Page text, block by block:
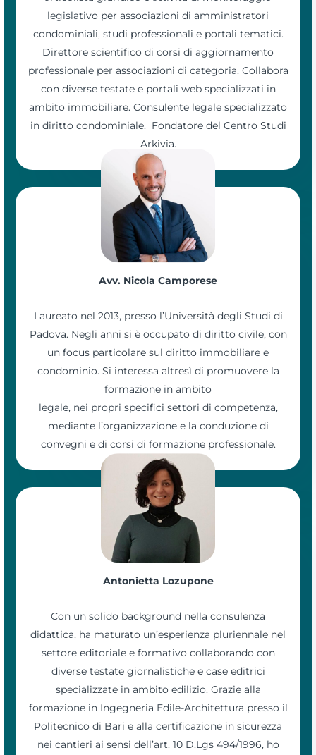
legislativo per associazioni di amministratori
condominiali, studi professionali e portali tematici.
Direttore scientifico di corsi di aggiornamento
professionale per associazioni di categoria. Collabora
con diverse testate e portali web specializzati in
ambito immobiliare. Consulente legale specializzato
in diritto condominiale. Fondatore del Centro Studi
Arkivia.
Avv. Nicola Camporese
Laureato nel 2013, presso l’Università degli Studi di
Padova. Negli anni si è occupato di diritto civile, con
un focus particolare sul diritto immobiliare e
condominio. Si interessa altresì di promuovere la
formazione in ambito
legale, nei propri specifici settori di competenza,
mediante l’organizzazione e la conduzione di
convegni e di corsi di formazione professionale.
Antonietta Lozupone
Con un solido background nella consulenza
didattica, ha maturato un’esperienza pluriennale nel
settore editoriale e formativo collaborando con
diverse testate giornalistiche e case editrici
specializzate in ambito edilizio. Grazie alla
formazione in Ingegneria Edile-Architettura presso il
Politecnico di Bari e alla certificazione in sicurezza
nei cantieri ai sensi dell’art. 10 D.Lgs 494/1996, ho